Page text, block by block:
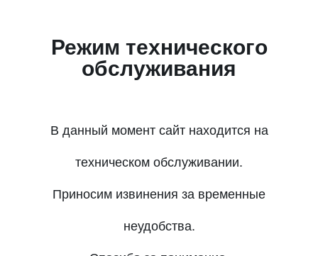
Режим технического
обслуживания
В данный момент сайт находится на
техническом обслуживании.
Приносим извинения за временные
неудобства.